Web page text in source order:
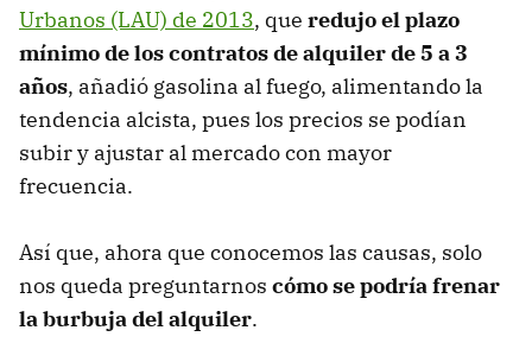
Urbanos (LAU) de 2013, que redujo el plazo
mínimo de los contratos de alquiler de 5 a 3
años, añadió gasolina al fuego, alimentando la
tendencia alcista, pues los precios se podían
subir y ajustar al mercado con mayor
frecuencia.
Así que, ahora que conocemos las causas, solo
nos queda preguntarnos cómo se podría frenar
la burbuja del alquiler.